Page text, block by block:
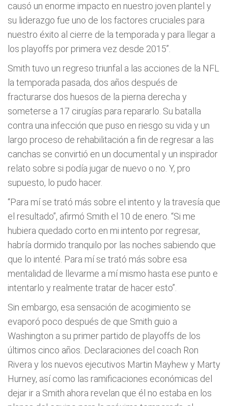
causó un enorme impacto en nuestro joven plantel y
su liderazgo fue uno de los factores cruciales para
nuestro éxito al cierre de la temporada y para llegar a
los playoffs por primera vez desde 2015”.
Smith tuvo un regreso triunfal a las acciones de la NFL
la temporada pasada, dos años después de
fracturarse dos huesos de la pierna derecha y
someterse a 17 cirugías para repararlo. Su batalla
contra una infección que puso en riesgo su vida y un
largo proceso de rehabilitación a fin de regresar a las
canchas se convirtió en un documental y un inspirador
relato sobre si podía jugar de nuevo o no. Y, pro
supuesto, lo pudo hacer.
“Para mí se trató más sobre el intento y la travesía que
el resultado”, afirmó Smith el 10 de enero. “Si me
hubiera quedado corto en mi intento por regresar,
habría dormido tranquilo por las noches sabiendo que
que lo intenté. Para mí se trató más sobre esa
mentalidad de llevarme a mí mismo hasta ese punto e
intentarlo y realmente tratar de hacer esto”.
Sin embargo, esa sensación de acogimiento se
evaporó poco después de que Smith guio a
Washington a su primer partido de playoffs de los
últimos cinco años. Declaraciones del coach Ron
Rivera y los nuevos ejecutivos Martin Mayhew y Marty
Hurney, así como las ramificaciones económicas del
dejar ir a Smith ahora revelan que él no estaba en los